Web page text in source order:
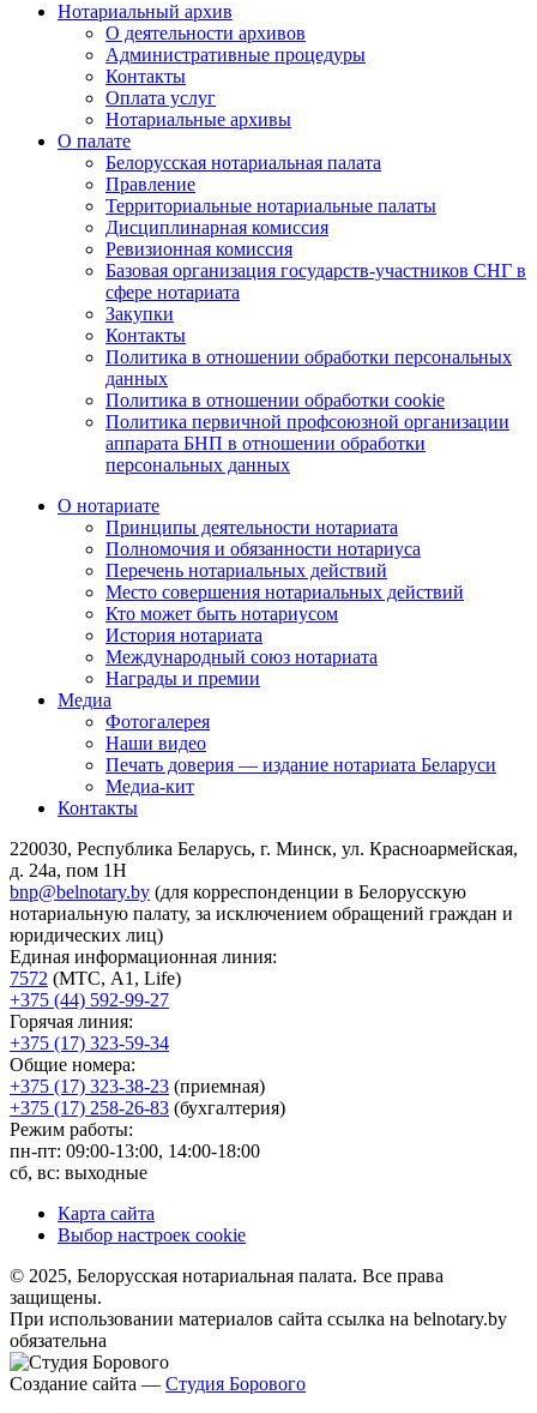
Нотариальный архив
О деятельности архивов
Административные процедуры
Контакты
Оплата услуг
Нотариальные архивы
О палате
Белорусская нотариальная палата
Правление
Территориальные нотариальные палаты
Дисциплинарная комиссия
Ревизионная комиссия
Базовая организация государств-участников СНГ в
сфере нотариата
Закупки
Контакты
Политика в отношении обработки персональных
данных
Политика в отношении обработки cookie
Политика первичной профсоюзной организации
аппарата БНП в отношении обработки
персональных данных
О нотариате
Принципы деятельности нотариата
Полномочия и обязанности нотариуса
Перечень нотариальных действий
Место совершения нотариальных действий
Кто может быть нотариусом
История нотариата
Международный союз нотариата
Награды и премии
Медиа
Фотогалерея
Наши видео
Печать доверия — издание нотариата Беларуси
Медиа-кит
Контакты
220030, Республика Беларусь, г. Минск, ул. Красноармейская,
д. 24а, пом 1Н
bnp@belnotary.by (для корреспонденции в Белорусскую
нотариальную палату, за исключением обращений граждан и
юридических лиц)
Единая информационная линия:
7572 (МТС, A1, Life)
+375 (44) 592-99-27
Горячая линия:
+375 (17) 323-59-34
Общие номера:
+375 (17) 323-38-23 (приемная)
+375 (17) 258-26-83 (бухгалтерия)
Режим работы:
пн-пт: 09:00-13:00, 14:00-18:00
сб, вс: выходные
Карта сайта
Выбор настроек cookie
© 2025, Белорусская нотариальная палата. Все права
защищены.
При использовании материалов сайта ссылка на belnotary.by
обязательна
Создание сайта — Студия Борового